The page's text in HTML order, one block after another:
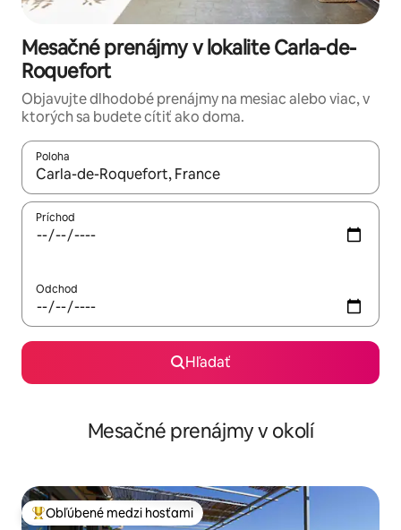
Mesačné prenájmy v lokalite Carla-de-
Roquefort
Objavujte dlhodobé prenájmy na mesiac alebo viac, v
ktorých sa budete cítiť ako doma.
Poloha
Keď budú výsledky k dispozícii, môžete si ich prechádzať
Príchod
Odchod
Hľadať
Mesačné prenájmy v okolí
Najobľúbenejšie medzi hosťami
Obľúbené medzi hosťami